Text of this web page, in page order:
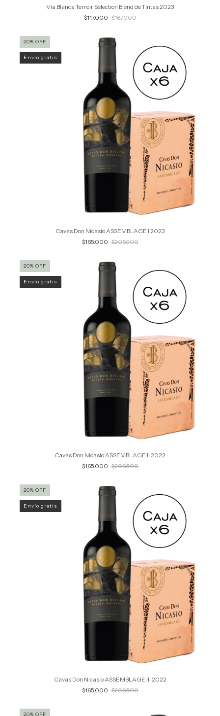
Vía Blanca Terroir Selection Blend de Tintas 2023
$117.000 $167.000
20% OFF
Envío gratis
Cavas Don Nicasio ASSEMBLAGE I 2023
$165.000 $206.500
20% OFF
Envío gratis
Cavas Don Nicasio ASSEMBLAGE II 2022
$165.000 $206.500
20% OFF
Envío gratis
Cavas Don Nicasio ASSEMBLAGE III 2022
$165.000 $206.500
20% OFF